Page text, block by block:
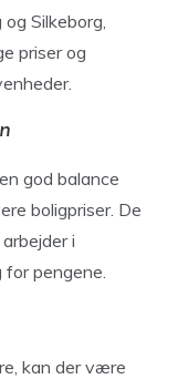
Silkeborg,
priser og
god balance
boligpriser. De
i
for pengene.
kan der være